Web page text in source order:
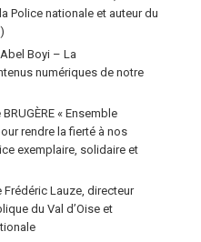
Police nationale et auteur du
Boyi – La
numériques de notre
« Ensemble
rendre la fierté à nos
exemplaire, solidaire et
Frédéric Lauze, directeur
du Val d’Oise et